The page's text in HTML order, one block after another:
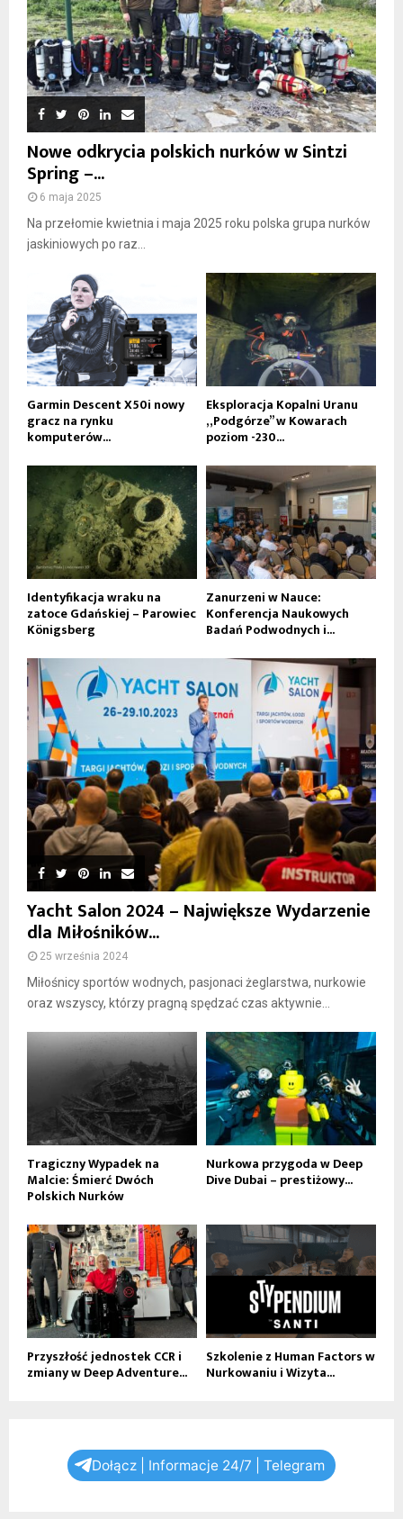
Nowe odkrycia polskich nurków w Sintzi
Spring –...
6 maja 2025
Na przełomie kwietnia i maja 2025 roku polska grupa nurków
jaskiniowych po raz...
Garmin Descent X50i nowy
gracz na rynku
komputerów...
Eksploracja Kopalni Uranu
„Podgórze” w Kowarach
poziom -230...
Identyfikacja wraku na
zatoce Gdańskiej – Parowiec
Königsberg
Zanurzeni w Nauce:
Konferencja Naukowych
Badań Podwodnych i...
Yacht Salon 2024 – Największe Wydarzenie
dla Miłośników...
25 września 2024
Miłośnicy sportów wodnych, pasjonaci żeglarstwa, nurkowie
oraz wszyscy, którzy pragną spędzać czas aktywnie...
Tragiczny Wypadek na
Malcie: Śmierć Dwóch
Polskich Nurków
Nurkowa przygoda w Deep
Dive Dubai – prestiżowy...
Przyszłość jednostek CCR i
zmiany w Deep Adventure...
Szkolenie z Human Factors w
Nurkowaniu i Wizyta...
Dołącz | Informacje 24/7 | Telegram